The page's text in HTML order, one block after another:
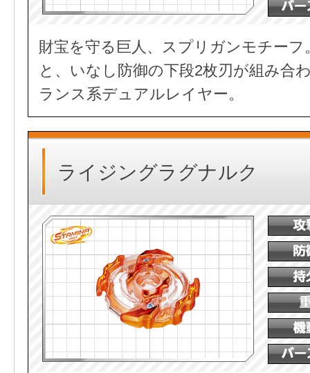
財宝を守る巨人、スプリガンモチーフ
と、いなし防御の下段2枚刃が組み合
ランス系デュアルレイヤー。
ライジングラグナルク